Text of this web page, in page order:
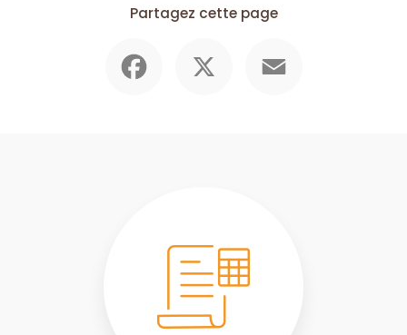
Partagez cette page